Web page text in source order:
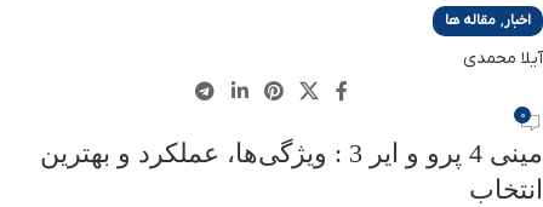
اخبار, مقاله ها
آیلا محمدی
0
مینی 4 پرو و ایر 3 : ویژگی‌ها، عملکرد و بهترین
انتخاب